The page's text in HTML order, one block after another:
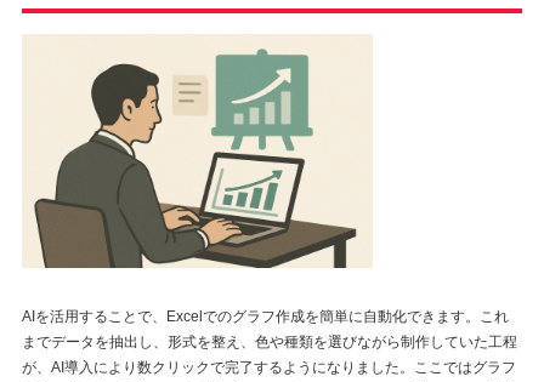
AIを活用することで、Excelでのグラフ作成を簡単に自動化できます。これ
までデータを抽出し、形式を整え、色や種類を選びながら制作していた工程
が、AI導入により数クリックで完了するようになりました。ここではグラフ